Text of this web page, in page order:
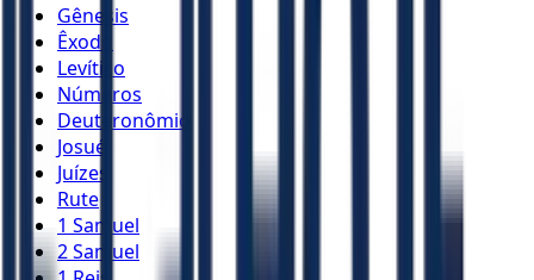
Gênesis
Êxodo
Levítico
Números
Deuteronômio
Josué
Juízes
Rute
1 Samuel
2 Samuel